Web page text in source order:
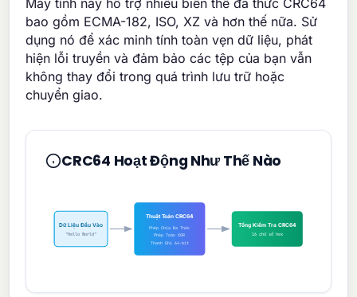
Máy tính này hỗ trợ nhiều biến thể đa thức CRC64
bao gồm ECMA-182, ISO, XZ và hơn thế nữa. Sử
dụng nó để xác minh tính toàn vẹn dữ liệu, phát
hiện lỗi truyền và đảm bảo các tệp của bạn vẫn
không thay đổi trong quá trình lưu trữ hoặc
chuyển giao.
CRC64 Hoạt Động Như Thế Nào
Dữ Liệu Đầu Vào
"Hello World"
Thuật Toán CRC64
Phép Chia Đa Thức
Phép Toán XOR
Thanh Ghi 64-bit
Tổng Kiểm Tra CRC64
16 chữ số hex